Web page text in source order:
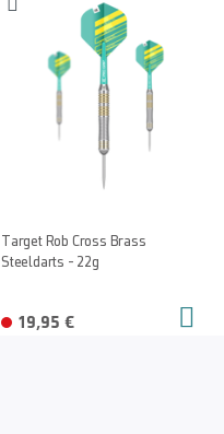
Target Rob Cross Brass
Steeldarts - 22g
19,95 €